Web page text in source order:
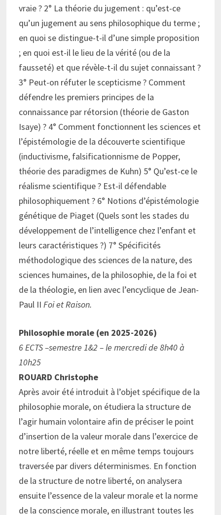
vraie ? 2° La théorie du jugement : qu’est-ce
qu’un jugement au sens philosophique du terme ;
en quoi se distingue-t-il d’une simple proposition
; en quoi est-il le lieu de la vérité (ou de la
fausseté) et que révèle-t-il du sujet connaissant ?
3° Peut-on réfuter le scepticisme ? Comment
défendre les premiers principes de la
connaissance par rétorsion (théorie de Gaston
Isaye) ? 4° Comment fonctionnent les sciences et
l’épistémologie de la découverte scientifique
(inductivisme, falsificationnisme de Popper,
théorie des paradigmes de Kuhn) 5° Qu’est-ce le
réalisme scientifique ? Est-il défendable
philosophiquement ? 6° Notions d’épistémologie
génétique de Piaget (Quels sont les stades du
développement de l’intelligence chez l’enfant et
leurs caractéristiques ?) 7° Spécificités
méthodologique des sciences de la nature, des
sciences humaines, de la philosophie, de la foi et
de la théologie, en lien avec l’encyclique de Jean-
Paul II Foi et Raison.
Philosophie morale (en 2025-2026)
6 ECTS –semestre 1&2 – le mercredi de 8h40 à
10h25
ROUARD Christophe
Après avoir été introduit à l’objet spécifique de la
philosophie morale, on étudiera la structure de
l’agir humain volontaire afin de préciser le point
d’insertion de la valeur morale dans l’exercice de
notre liberté, réelle et en même temps toujours
traversée par divers déterminismes. En fonction
de la structure de notre liberté, on analysera
ensuite l’essence de la valeur morale et la norme
de la conscience morale, en illustrant toutes les